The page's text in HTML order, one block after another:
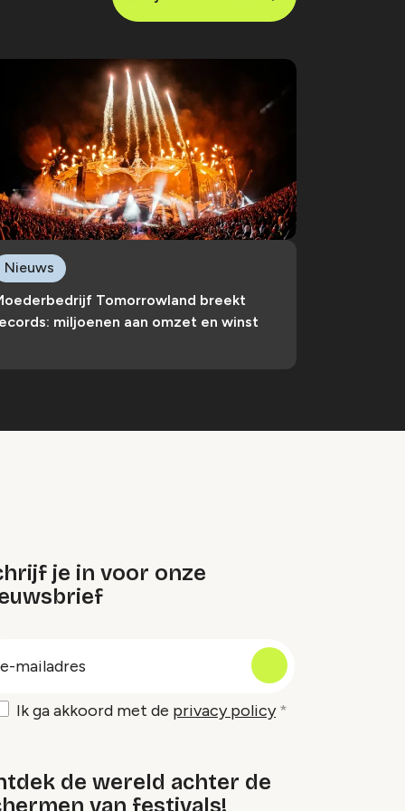
Tomorrowland breekt
miljoenen aan omzet en winst
Nieuws
je in voor onze
Ik ga akkoord met de privacy policy
de wereld achter de
van festivals!